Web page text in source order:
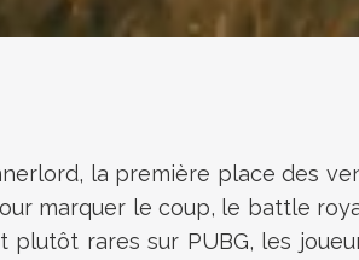
la première place des
marquer le coup, le battle
rares sur PUBG, les